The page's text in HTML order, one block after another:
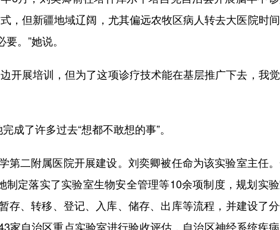
，但新疆地域辽阔，尤其偏远农牧区病人转去大医院时
。”她说。
展培训，但为了这项诊疗技术能在基层推广下去，我
了许多过去“想都不敢想的事”。
二附属医院开展建设。刘奕卿被任命为该实验室主任。
定落实了实验室生物安全管理等10余项制度，规划实验
、转移、登记、入库、储存、出库等流程，并建设了
家自治区重点实验室进行验收评估，自治区神经系统疾